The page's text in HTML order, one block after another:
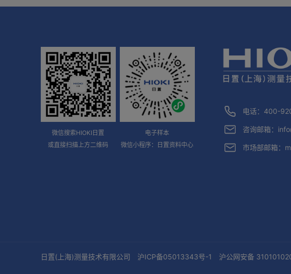
微信搜索HIOKI日置
或直接扫描上方二维码
电子样本
微信小程序：日置资料中心
电话：400-
咨询邮箱：
市场部邮箱：
日置(上海)测量技术有限公司 沪ICP备05013343号-1 沪公网安备